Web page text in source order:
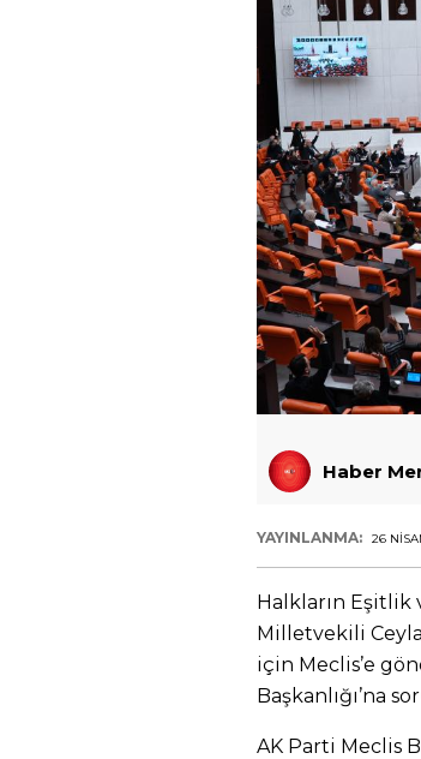
Haber
YAYINLANMA: 26
Halkların Eşitlik
Milletvekili
için Meclis’e
Başkanlığı’na
AK Parti Meclis